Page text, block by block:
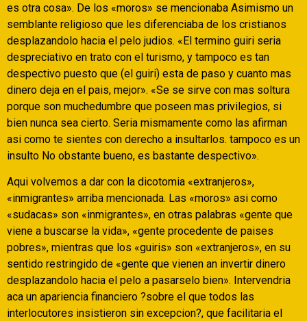
es otra cosa». De los «moros» se mencionaba Asimismo un
semblante religioso que les diferenciaba de los cristianos
desplazandolo hacia el pelo judios. «El termino guiri seri­a
despreciativo en trato con el turismo, y tampoco es tan
despectivo puesto que (el guiri) esta de paso y cuanto mas
dinero deja en el pais, mejor». «Se se sirve con mas soltura
porque son muchedumbre que poseen mas privilegios, si
bien nunca sea cierto. Seri­a mismamente como las afirman
asi­ como te sientes con derecho a insultarlos. tampoco es un
insulto No obstante bueno, es bastante despectivo».
Aqui volvemos a dar con la dicotomia «extranjeros»,
«inmigrantes» arriba mencionada. Las «moros» asi­ como
«sudacas» son «inmigrantes», en otras palabras «gente que
viene a buscarse la vida», «gente procedente de paises
pobres», mientras que los «guiris» son «extranjeros», en su
sentido restringido de «gente que vienen an invertir dinero
desplazandolo hacia el pelo a pasarselo bien». Intervendria
aca un apariencia financiero ?sobre el que todos las
interlocutores insistieron sin excepcion?, que facilitaria el